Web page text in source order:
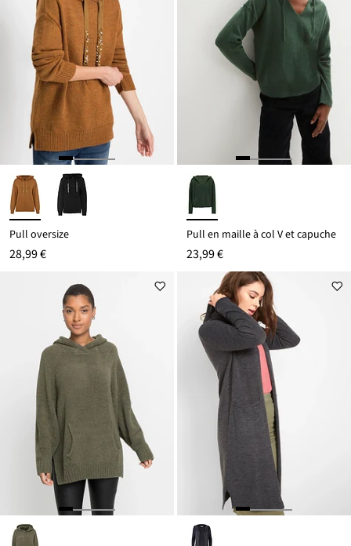
Pull oversize
28,99 €
Pull en maille à col V et capuche
23,99 €